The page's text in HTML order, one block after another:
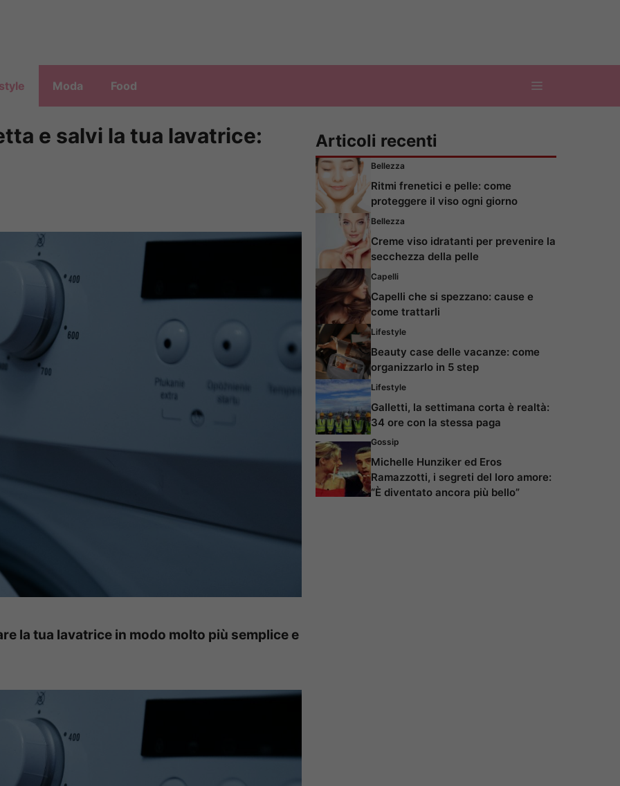
Moda Food
e salvi la tua lavatrice:
la tua lavatrice in modo molto più semplice e
Articoli recenti
Bellezza
Ritmi frenetici e pelle: come
proteggere il viso ogni giorno
Bellezza
Creme viso idratanti per prevenire la
secchezza della pelle
Capelli
Capelli che si spezzano: cause e
come trattarli
Lifestyle
Beauty case delle vacanze: come
organizzarlo in 5 step
Lifestyle
Galletti, la settimana corta è realtà:
34 ore con la stessa paga
Gossip
Michelle Hunziker ed Eros
Ramazzotti, i segreti del loro amore:
“È diventato ancora più bello”